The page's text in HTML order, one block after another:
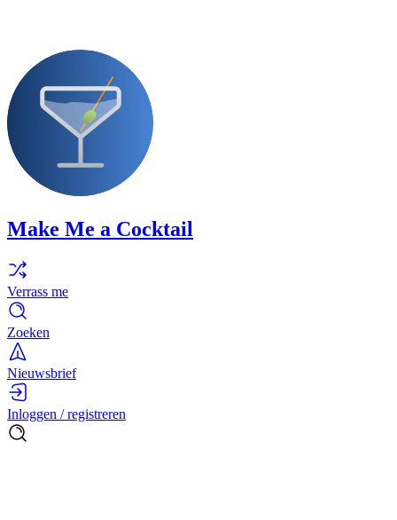
Make Me a Cocktail
Verrass me
Zoeken
Nieuwsbrief
Inloggen / registreren